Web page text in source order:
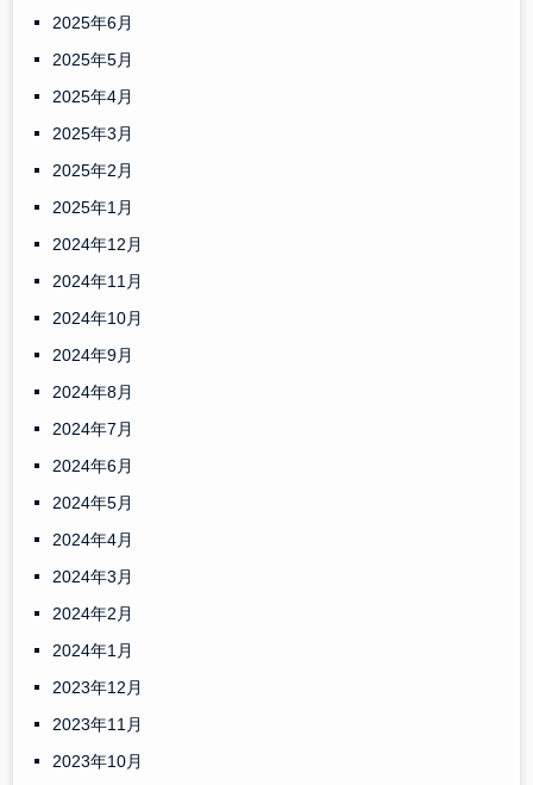
2025年6月
2025年5月
2025年4月
2025年3月
2025年2月
2025年1月
2024年12月
2024年11月
2024年10月
2024年9月
2024年8月
2024年7月
2024年6月
2024年5月
2024年4月
2024年3月
2024年2月
2024年1月
2023年12月
2023年11月
2023年10月